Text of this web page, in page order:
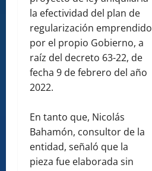
la efectividad del plan de
regularización emprendido
por el propio Gobierno, a
raíz del decreto 63-22, de
fecha 9 de febrero del año
2022.
En tanto que, Nicolás
Bahamón, consultor de la
entidad, señaló que la
pieza fue elaborada sin